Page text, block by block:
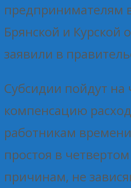
предпринимателям
Брянской и Курской
заявили в
Субсидии пойдут на
компенсацию
работникам
простоя в
причинам, не